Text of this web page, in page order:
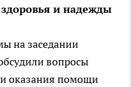
и надежды
на заседании
вопросы
оказания помощи